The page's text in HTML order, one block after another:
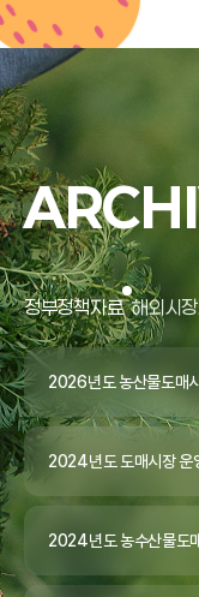
정부정책자료 해외시
2026년도 농산물도매
2024년도 도매시장 운
2024년도 농수산물도